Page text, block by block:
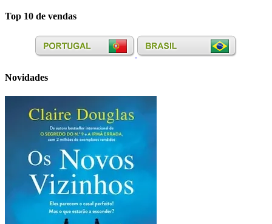
Top 10 de vendas
Novidades